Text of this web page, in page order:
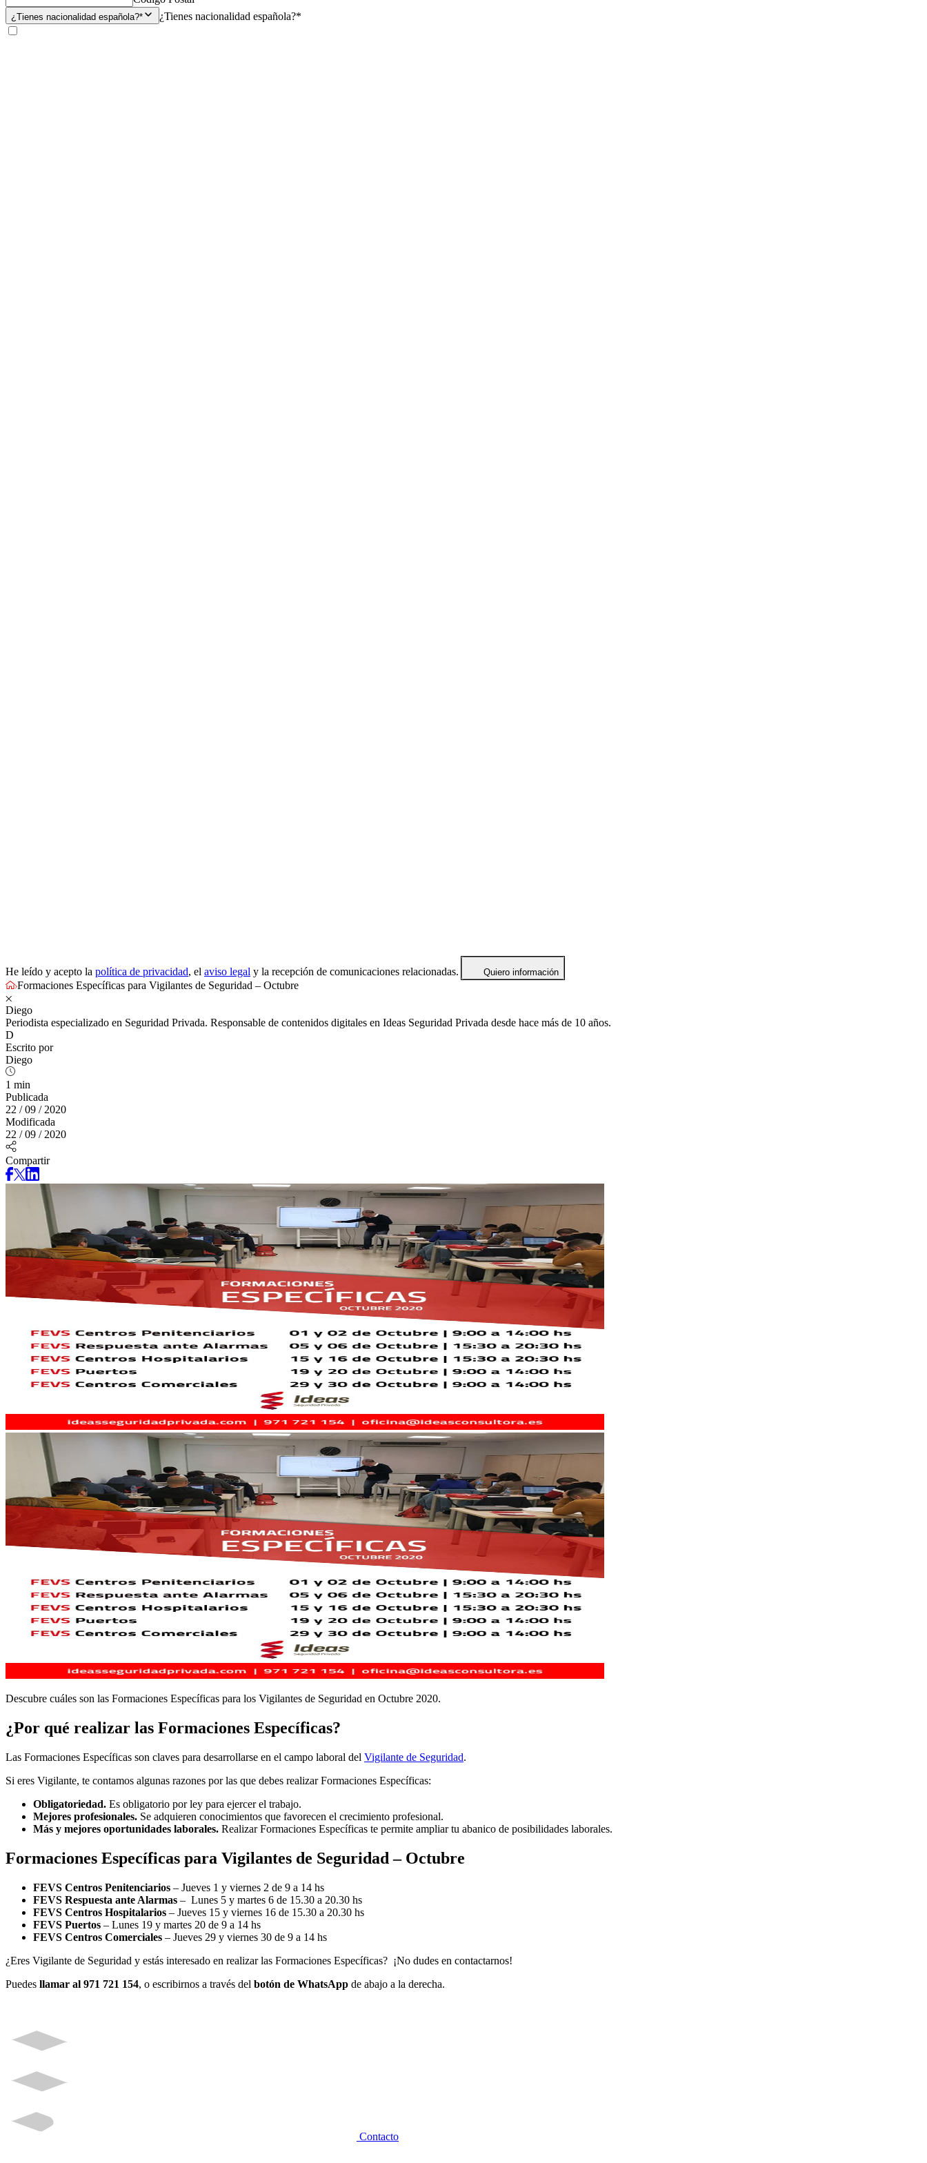
¿Tienes nacionalidad española?* ¿Tienes nacionalidad española?*
He leído y acepto la política de privacidad, el aviso legal y la recepción de comunicaciones relacionadas. Quiero información
Formaciones Específicas para Vigilantes de Seguridad – Octubre
Diego
Periodista especializado en Seguridad Privada. Responsable de contenidos digitales en Ideas Seguridad Privada desde hace más de 10 años.
D
Escrito por
Diego
1 min
Publicada
22 / 09 / 2020
Modificada
22 / 09 / 2020
Compartir
Descubre cuáles son las Formaciones Específicas para los Vigilantes de Seguridad en Octubre 2020.
¿Por qué realizar las Formaciones Específicas?
Las Formaciones Específicas son claves para desarrollarse en el campo laboral del Vigilante de Seguridad.
Si eres Vigilante, te contamos algunas razones por las que debes realizar Formaciones Específicas:
Obligatoriedad. Es obligatorio por ley para ejercer el trabajo.
Mejores profesionales. Se adquieren conocimientos que favorecen el crecimiento profesional.
Más y mejores oportunidades laborales. Realizar Formaciones Específicas te permite ampliar tu abanico de posibilidades laborales.
Formaciones Específicas para Vigilantes de Seguridad – Octubre
FEVS Centros Penitenciarios – Jueves 1 y viernes 2 de 9 a 14 hs
FEVS Respuesta ante Alarmas – Lunes 5 y martes 6 de 15.30 a 20.30 hs
FEVS Centros Hospitalarios – Jueves 15 y viernes 16 de 15.30 a 20.30 hs
FEVS Puertos – Lunes 19 y martes 20 de 9 a 14 hs
FEVS Centros Comerciales – Jueves 29 y viernes 30 de 9 a 14 hs
¿Eres Vigilante de Seguridad y estás interesado en realizar las Formaciones Específicas? ¡No dudes en contactarnos!
Puedes llamar al 971 721 154, o escribirnos a través del botón de WhatsApp de abajo a la derecha.
Contacto